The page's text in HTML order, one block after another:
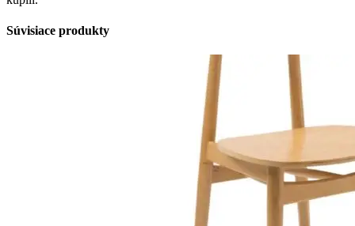
Súvisiace produkty